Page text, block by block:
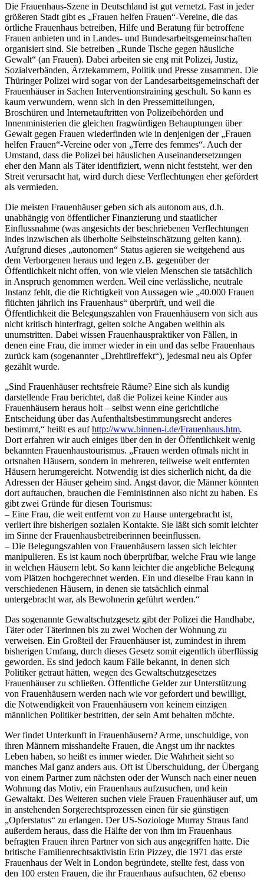
Die Frauenhaus-Szene in Deutschland ist gut vernetzt. Fast in jeder
größeren Stadt gibt es „Frauen helfen Frauen“-Vereine, die das
örtliche Frauenhaus betreiben, Hilfe und Beratung für betroffene
Frauen anbieten und in Landes- und Bundesarbeitsgemeinschaften
organisiert sind. Sie betreiben „Runde Tische gegen häusliche
Gewalt“ (an Frauen). Dabei arbeiten sie eng mit Polizei, Justiz,
Sozialverbänden, Ärztekammern, Politik und Presse zusammen. Die
Thüringer Polizei wird sogar von der Landesarbeitsgemeinschaft der
Frauenhäuser in Sachen Interventionstraining geschult. So kann es
kaum verwundern, wenn sich in den Pressemitteilungen,
Broschüren und Internetauftritten von Polizeibehörden und
Innenministerien die gleichen fragwürdigen Behauptungen über
Gewalt gegen Frauen wiederfinden wie in denjenigen der „Frauen
helfen Frauen“-Vereine oder von „Terre des femmes“. Auch der
Umstand, dass die Polizei bei häuslichen Auseinandersetzungen
eher den Mann als Täter identifiziert, wenn nicht feststeht, wer den
Streit verursacht hat, wird durch diese Verflechtungen eher gefördert
als vermieden.
Die meisten Frauenhäuser geben sich als autonom aus, d.h.
unabhängig von öffentlicher Finanzierung und staatlicher
Einflussnahme (was angesichts der beschriebenen Verflechtungen
indes inzwischen als überholte Selbsteinschätzung gelten kann).
Aufgrund dieses „autonomen“ Status agieren sie weitgehend aus
dem Verborgenen heraus und legen z.B. gegenüber der
Öffentlichkeit nicht offen, von wie vielen Menschen sie tatsächlich
in Anspruch genommen werden. Weil eine verlässliche, neutrale
Instanz fehlt, die die Richtigkeit von Aussagen wie „40.000 Frauen
flüchten jährlich ins Frauenhaus“ überprüft, und weil die
Öffentlichkeit die Belegungszahlen von Frauenhäusern von sich aus
nicht kritisch hinterfragt, gelten solche Angaben weithin als
unumstritten. Dabei wissen Frauenhauspraktiker von Fällen, in
denen eine Frau, die immer wieder in ein und das selbe Frauenhaus
zurück kam (sogenannter „Drehtüreffekt“), jedesmal neu als Opfer
gezählt wurde.
„Sind Frauenhäuser rechtsfreie Räume? Eine sich als kundig
darstellende Frau berichtet, daß die Polizei keine Kinder aus
Frauenhäusern heraus holt – selbst wenn eine gerichtliche
Entscheidung über das Aufenthaltsbestimmungsrecht anderes
bestimmt,“ heißt es aufhttp://www.binnen-i.de/Frauenhaus.htm.
Dort erfahren wir auch einiges über den in der Öffentlichkeit wenig
bekannten Frauenhaustourismus. „Frauen werden oftmals nicht in
ortsnahen Häusern, sondern in mehreren, teilweise weit entfernten
Häusern herumgereicht. Notwendig ist dies sicherlich nicht, da die
Adressen der Häuser geheim sind. Angst davor, die Männer könnten
dort auftauchen, brauchen die Feministinnen also nicht zu haben. Es
gibt zwei Gründe für diesen Tourismus:
– Eine Frau, die weit entfernt von zu Hause untergebracht ist,
verliert ihre bisherigen sozialen Kontakte. Sie läßt sich somit leichter
im Sinne der Frauenhausbetreiberinnen beeinflussen.
– Die Belegungszahlen von Frauenhäusern lassen sich leichter
manipulieren. Es ist kaum noch überprüfbar, welche Frau wie lange
in welchen Häusern lebt. So kann leichter die angebliche Belegung
vom Plätzen hochgerechnet werden. Ein und dieselbe Frau kann in
verschiedenen Häusern, in denen sie tatsächlich einmal
untergebracht war, als Bewohnerin geführt werden.“
Das sogenannte Gewaltschutzgesetz gibt der Polizei die Handhabe,
Täter oder Täterinnen bis zu zwei Wochen der Wohnung zu
verweisen. Ein Großteil der Frauenhäuser ist, zumindest in ihrem
bisherigen Umfang, durch dieses Gesetz somit eigentlich überflüssig
geworden. Es sind jedoch kaum Fälle bekannt, in denen sich
Politiker getraut hätten, wegen des Gewaltschutzgesetzes
Frauenhäuser zu schließen. Öffentliche Gelder zur Unterstützung
von Frauenhäusern werden nach wie vor gefordert und bewilligt,
die Notwendigkeit von Frauenhäusern von keinem einzigen
männlichen Politiker bestritten, der sein Amt behalten möchte.
Wer findet Unterkunft in Frauenhäusern? Arme, unschuldige, von
ihren Männern misshandelte Frauen, die Angst um ihr nacktes
Leben haben, so heißt es immer wieder. Die Wahrheit sieht so
manches Mal ganz anders aus. Oft ist Überschuldung, der Übergang
von einem Partner zum nächsten oder der Wunsch nach einer neuen
Wohnung das Motiv, ein Frauenhaus aufzusuchen, und kein
Gewaltakt. Des Weiteren suchen viele Frauen Frauenhäuser auf, um
in anstehenden Sorgerechtsprozessen einen für sie günstigen
„Opferstatus“ zu erlangen. Der US-Soziologe Murray Straus fand
außerdem heraus, dass die Hälfte der von ihm im Frauenhaus
befragten Frauen ihren Partner von sich aus angegriffen hatte. Die
britische Familienrechtsaktivistin Erin Pizzey, die 1971 das erste
Frauenhaus der Welt in London begründete, stellte fest, dass von
den 100 ersten Frauen, die ihr Frauenhaus aufsuchten, 62 ebenso